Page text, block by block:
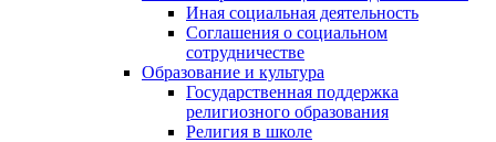
Иная социальная деятельность
Соглашения о социальном
сотрудничестве
Образование и культура
Государственная поддержка
религиозного образования
Религия в школе